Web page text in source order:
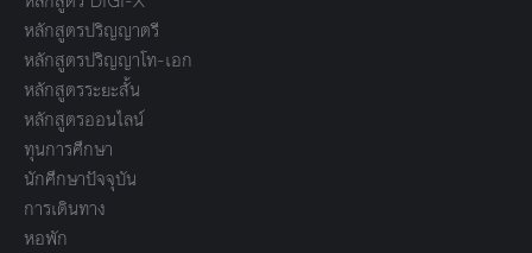
หลักสูตรปริญญาตรี
หลักสูตรปริญญาโท-เอก
หลักสูตรระยะสั้น
หลักสูตรออนไลน์
ทุนการศึกษา
นักศึกษาปัจจุบัน
การเดินทาง
หอพัก